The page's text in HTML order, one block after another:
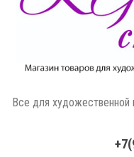
Все для художественной